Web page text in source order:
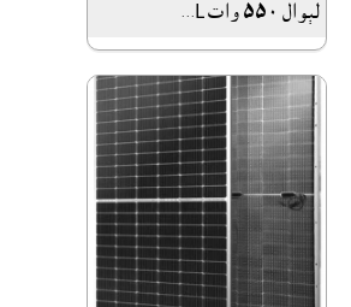
لېوال ٥٥٠ وات L...